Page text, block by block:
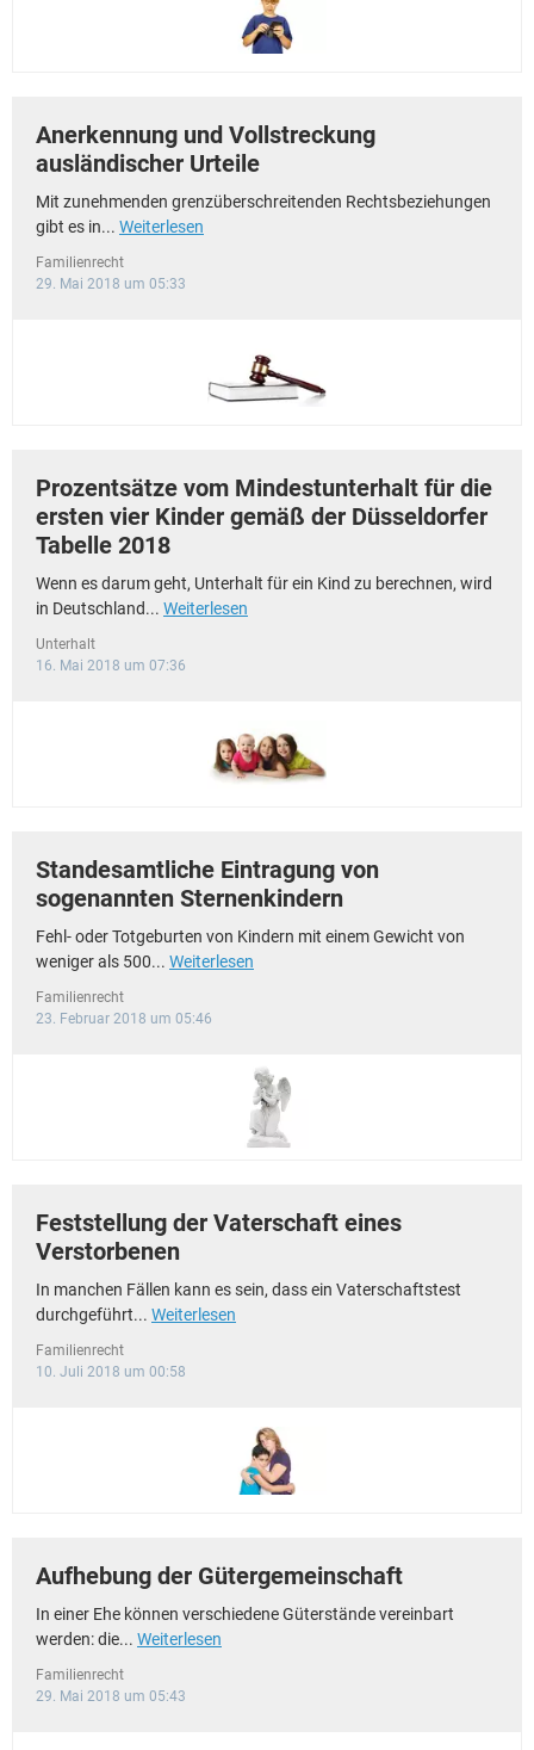
Anerkennung und Vollstreckung
ausländischer Urteile
Mit zunehmenden grenzüberschreitenden Rechtsbeziehungen
gibt es in... Weiterlesen
Familienrecht
29. Mai 2018 um 05:33
Prozentsätze vom Mindestunterhalt für die
ersten vier Kinder gemäß der Düsseldorfer
Tabelle 2018
Wenn es darum geht, Unterhalt für ein Kind zu berechnen, wird
in Deutschland... Weiterlesen
Unterhalt
16. Mai 2018 um 07:36
Standesamtliche Eintragung von
sogenannten Sternenkindern
Fehl- oder Totgeburten von Kindern mit einem Gewicht von
weniger als 500... Weiterlesen
Familienrecht
23. Februar 2018 um 05:46
Feststellung der Vaterschaft eines
Verstorbenen
In manchen Fällen kann es sein, dass ein Vaterschaftstest
durchgeführt... Weiterlesen
Familienrecht
10. Juli 2018 um 00:58
Aufhebung der Gütergemeinschaft
In einer Ehe können verschiedene Güterstände vereinbart
werden: die... Weiterlesen
Familienrecht
29. Mai 2018 um 05:43